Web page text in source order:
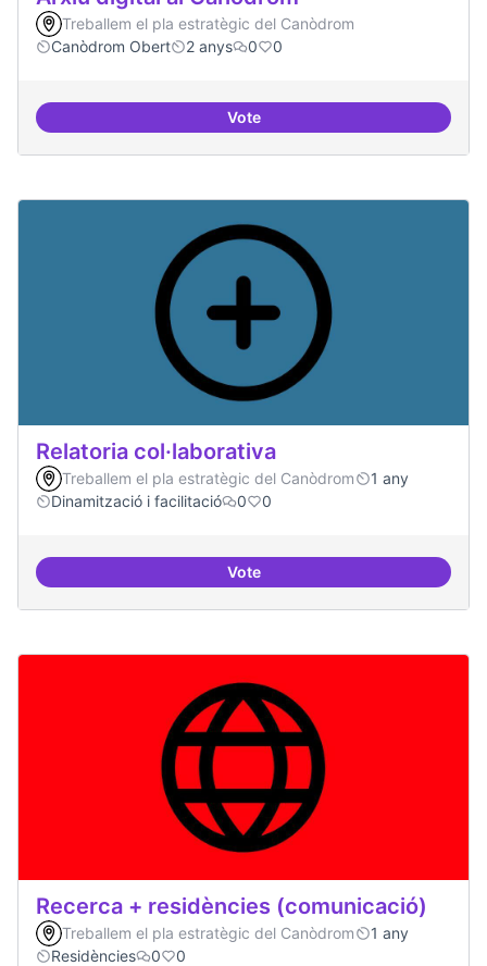
Treballem el pla estratègic del Canòdrom
Canòdrom Obert
2 anys 0 0
VoteArxiu digital al Canòdrom
Relatoria col·laborativa
Treballem el pla estratègic del Canòdrom
1 any
Dinamització i facilitació
0 0
VoteRelatoria col·laborativa
Recerca + residències (comunicació)
Treballem el pla estratègic del Canòdrom
1 any
Residències
0 0